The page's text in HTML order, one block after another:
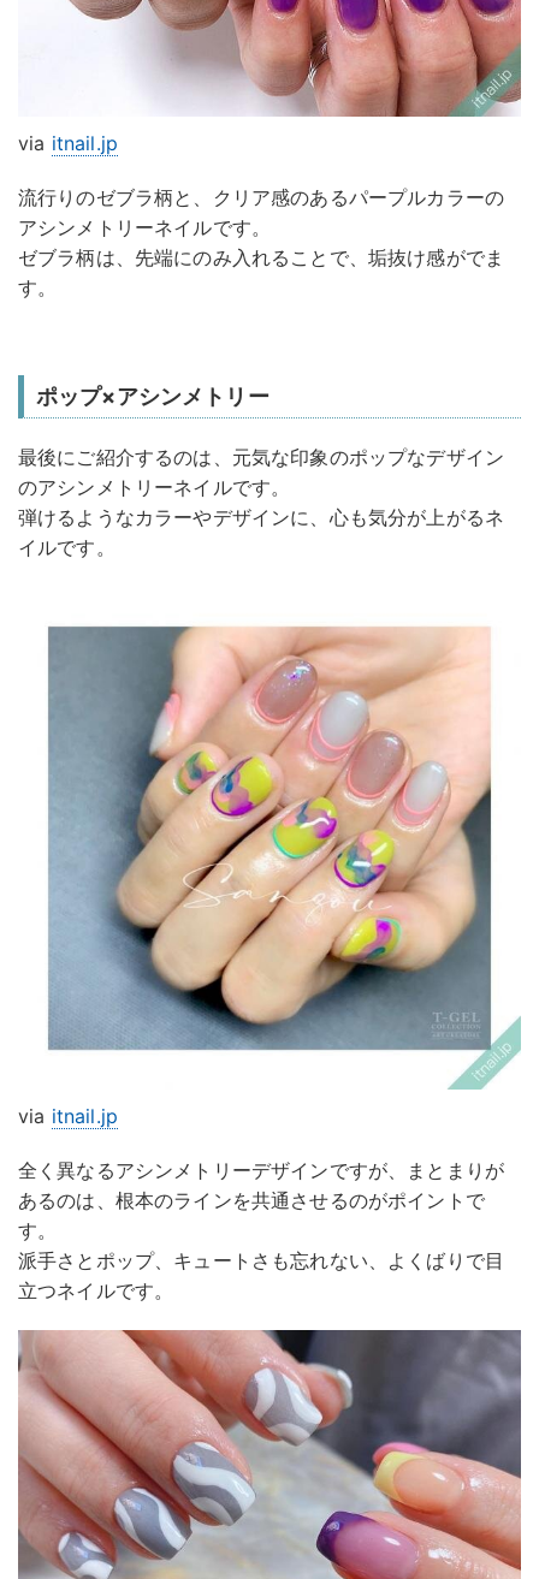
via itnail.jp
流行りのゼブラ柄と、クリア感のあるパープルカラーの
アシンメトリーネイルです。
ゼブラ柄は、先端にのみ入れることで、垢抜け感がでま
す。
ポップ×アシンメトリー
最後にご紹介するのは、元気な印象のポップなデザイン
のアシンメトリーネイルです。
弾けるようなカラーやデザインに、心も気分が上がるネ
イルです。
via itnail.jp
全く異なるアシンメトリーデザインですが、まとまりが
あるのは、根本のラインを共通させるのがポイントで
す。
派手さとポップ、キュートさも忘れない、よくばりで目
立つネイルです。